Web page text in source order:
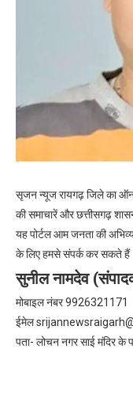
सृजन न्यूज रायगढ़ जिले का
की समाचारें और छत्तीसगढ़
यह पोर्टल आम जनता की
के लिए हमसे संपर्क कर सकते
सुनील नामदेव
मोबाइल नंबर 9926321171
ईमेल
पता- लोचन नगर साई मंदिर के